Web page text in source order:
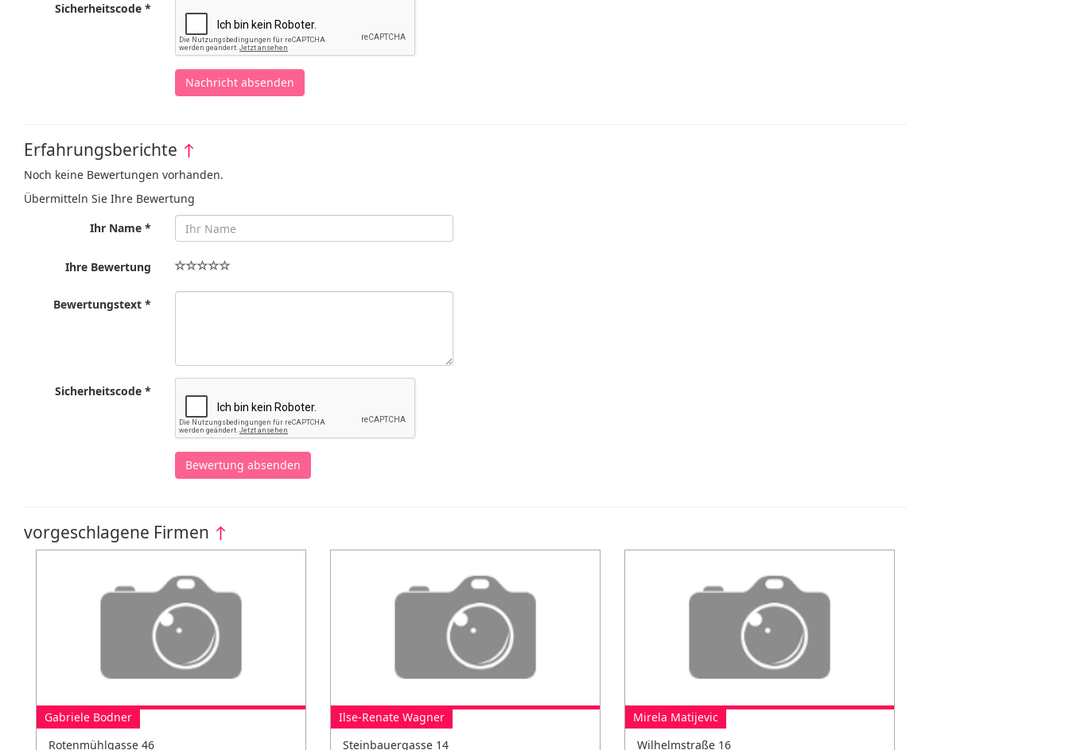
Sicherheitscode *
Nachricht absenden
Erfahrungsberichte ↑
Noch keine Bewertungen vorhanden.
Übermitteln Sie Ihre Bewertung
Ihr Name *
Ihre Bewertung
Bewertungstext *
Sicherheitscode *
Bewertung absenden
vorgeschlagene Firmen ↑
Gabriele Bodner
Rotenmühlgasse 46
Ilse-Renate Wagner
Steinbauergasse 14
Mirela Matijevic
Wilhelmstraße 16